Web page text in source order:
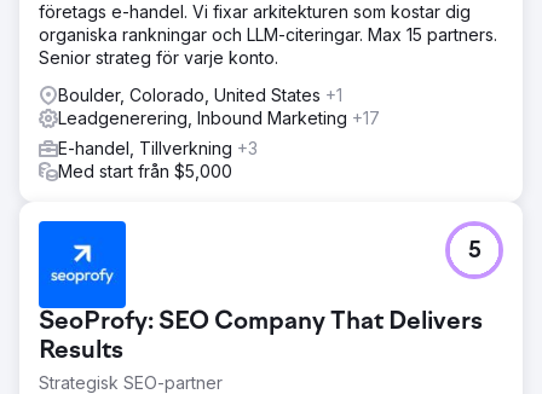
företags e-handel. Vi fixar arkitekturen som kostar dig
organiska rankningar och LLM-citeringar. Max 15 partners.
Senior strateg för varje konto.
Boulder, Colorado, United States +1
Leadgenerering, Inbound Marketing +17
E-handel, Tillverkning +3
Med start från $5,000
SeoProfy: SEO Company That Delivers
Results
Strategisk SEO-partner
5